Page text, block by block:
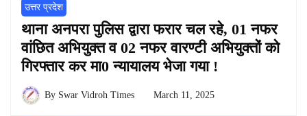
उत्तर प्रदेश
थाना अनपरा पुलिस द्वारा फरार चल रहे, 01 नफर
वांछित अभियुक्त व 02 नफर वारण्टी अभियुक्तों को
गिरफ्तार कर मा0 न्यायालय भेजा गया !
By Swar Vidroh Times March 11, 2025